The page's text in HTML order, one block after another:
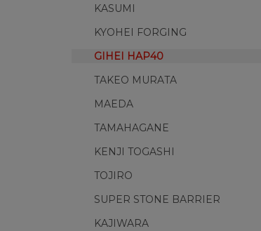
KASUMI
KYOHEI FORGING
GIHEI HAP40
TAKEO MURATA
MAEDA
TAMAHAGANE
KENJI TOGASHI
TOJIRO
SUPER STONE BARRIER
KAJIWARA